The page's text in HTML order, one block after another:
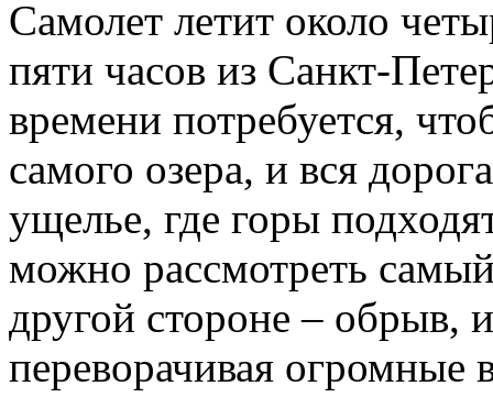
Самолет летит около
пяти часов из Санкт-
времени потребуется,
самого озера, и вся
ущелье, где горы
можно рассмотреть
другой стороне – обрыв,
переворачивая огромные